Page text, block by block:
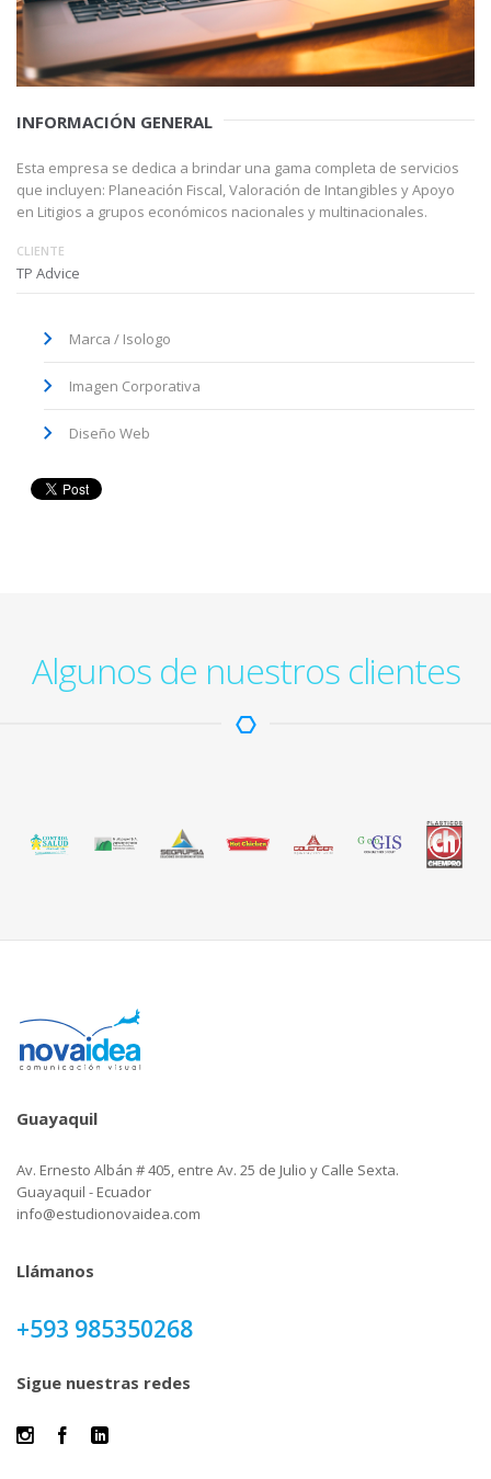
INFORMACIÓN GENERAL
Esta empresa se dedica a brindar una gama completa de servicios
que incluyen: Planeación Fiscal, Valoración de Intangibles y Apoyo
en Litigios a grupos económicos nacionales y multinacionales.
TP Advice
Marca / Isologo
Imagen Corporativa
Diseño Web
Algunos de nuestros clientes
Guayaquil
Av. Ernesto Albán # 405, entre Av. 25 de Julio y Calle Sexta.
Guayaquil - Ecuador
info@estudionovaidea.com
Llámanos
+593 985350268
Sigue nuestras redes